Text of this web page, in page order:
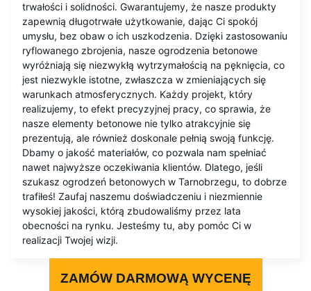
trwałości i solidności. Gwarantujemy, że nasze produkty
zapewnią długotrwałe użytkowanie, dając Ci spokój
umysłu, bez obaw o ich uszkodzenia. Dzięki zastosowaniu
ryflowanego zbrojenia, nasze ogrodzenia betonowe
wyróżniają się niezwykłą wytrzymałością na pęknięcia, co
jest niezwykle istotne, zwłaszcza w zmieniających się
warunkach atmosferycznych. Każdy projekt, który
realizujemy, to efekt precyzyjnej pracy, co sprawia, że
nasze elementy betonowe nie tylko atrakcyjnie się
prezentują, ale również doskonale pełnią swoją funkcję.
Dbamy o jakość materiałów, co pozwala nam spełniać
nawet najwyższe oczekiwania klientów. Dlatego, jeśli
szukasz ogrodzeń betonowych w Tarnobrzegu, to dobrze
trafiłeś! Zaufaj naszemu doświadczeniu i niezmiennie
wysokiej jakości, którą zbudowaliśmy przez lata
obecności na rynku. Jesteśmy tu, aby pomóc Ci w
realizacji Twojej wizji.
ZAMÓW DARMOWĄ WYCENĘ